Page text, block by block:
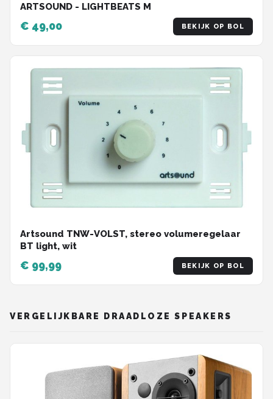
ARTSOUND - LIGHTBEATS M
€ 49,00 BEKIJK OP BOL
Artsound TNW-VOLST, stereo volumeregelaar
BT light, wit
€ 99,99 BEKIJK OP BOL
VERGELIJKBARE DRAADLOZE SPEAKERS